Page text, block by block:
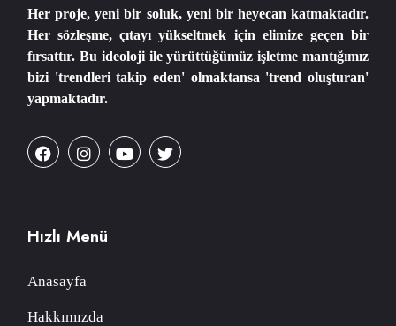
Her proje, yeni bir soluk, yeni bir heyecan katmaktadır.
Her sözleşme, çıtayı yükseltmek için elimize geçen bir
fırsattır. Bu ideoloji ile yürüttüğümüz işletme mantığımız
bizi 'trendleri takip eden' olmaktansa 'trend oluşturan'
yapmaktadır.
Hızlı Menü
Anasayfa
Hakkımızda